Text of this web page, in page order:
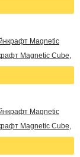
Magnetic Cube,
Magnetic Cube,